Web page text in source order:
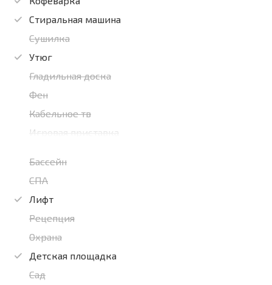
Стиральная машина
Сушилка
Утюг
Гладильная доска
Фен
Кабельное тв
Игровая приставка
Бассейн
СПА
Лифт
Рецепция
Охрана
Детская площадка
Сад